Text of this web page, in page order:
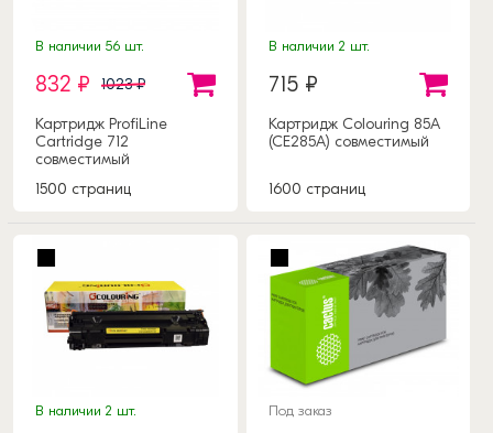
В наличии 56 шт.
832 ₽ 1023 ₽
Картридж ProfiLine
Cartridge 712
совместимый
1500 страниц
В наличии 2 шт.
715 ₽
Картридж Colouring 85A
(CE285A) совместимый
1600 страниц
В наличии 2 шт. Под заказ